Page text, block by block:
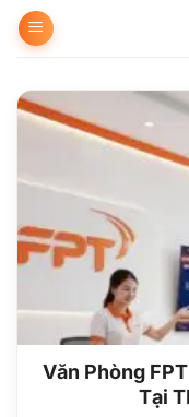
qua
dung
Văn Phòng
Tại